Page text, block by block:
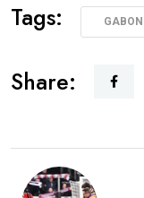
Tags: GABON
Share: